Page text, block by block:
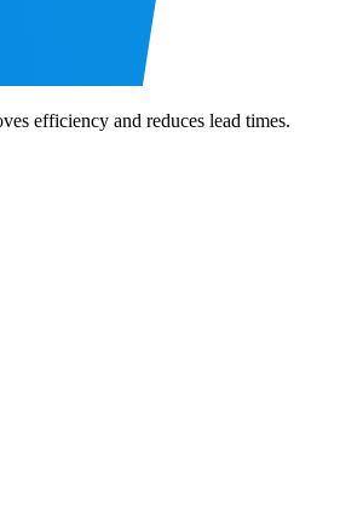
efficiency and reduces lead times.